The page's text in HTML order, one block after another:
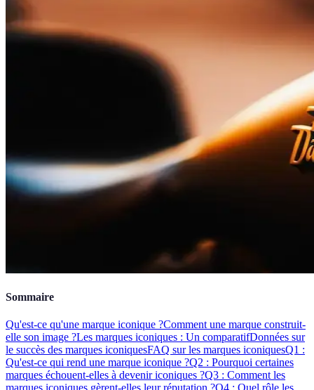
Sommaire
Qu'est-ce qu'une marque iconique ?Comment une marque construit-
elle son image ?Les marques iconiques : Un comparatifDonnées sur
le succès des marques iconiquesFAQ sur les marques iconiquesQ1 :
Qu'est-ce qui rend une marque iconique ?Q2 : Pourquoi certaines
marques échouent-elles à devenir iconiques ?Q3 : Comment les